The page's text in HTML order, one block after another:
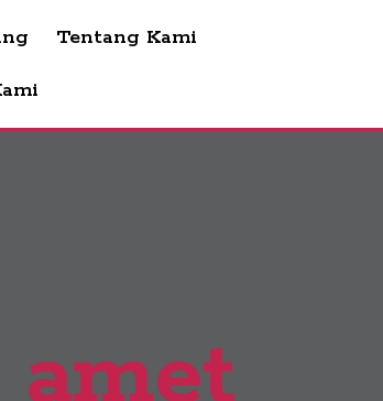
Tentang Kami